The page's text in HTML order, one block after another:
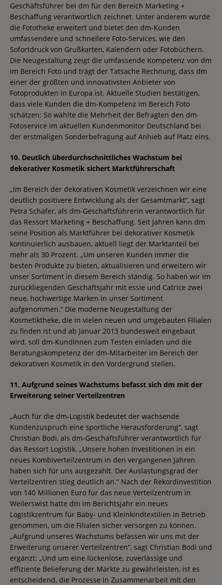
Geschäftsführer bei dm für den Bereich Marketing +
Beschaffung verantwortlich zeichnet. Unter anderem wurde
die Fototheke erweitert und bietet den dm-Kunden
umfassendere und schnellere Foto-Services, wie den
Sofortdruck von Grußkarten, Kalendern oder Fotobüchern.
Die Neugestaltung zeigt die umfassende Kompetenz von dm
im Bereich Foto und trägt der Tatsache Rechnung, dass dm
einer der größten und innovativsten Anbieter von
Fotoprodukten in Europa ist. Aktuelle Studien bestätigen,
dass viele Kunden die dm-Kompetenz im Bereich Foto
schätzen: So wählte die Mehrheit der Befragten den dm-
Fotoservice im aktuellen Kundenmonitor Deutschland bei
der erstmaligen Sonderbefragung auf Anhieb auf Platz eins.
10. Deutlich überdurchschnittliches Wachstum bei
dekorativer Kosmetik sichert Marktführerschaft
„Im Bereich der dekorativen Kosmetik verzeichnen wir eine
deutlich positivere Entwicklung als der Gesamtmarkt“, sagt
Petra Schäfer, als dm-Geschäftsführerin verantwortlich für
das Ressort Marketing + Beschaffung. Seit Jahren kann dm
seine Position als Marktführer bei dekorativer Kosmetik
kontinuierlich ausbauen, aktuell liegt der Marktanteil bei
mehr als 30 Prozent. „Um unseren Kunden immer die
besten Produkte zu bieten, aktualisieren und erweitern wir
unser Sortiment in diesem Bereich ständig. So haben wir im
zurückliegenden Geschäftsjahr mit essie und Catrice zwei
neue, hochwertige Marken in unser Sortiment
aufgenommen.“ Die moderne Neugestaltung der
Kosmetiktheke, die in vielen neuen und umgebauten Filialen
zu finden ist und ab Januar 2013 bundesweit eingebaut
wird, soll dm-Kundinnen zum Testen einladen und die
Beratungskompetenz der dm-Mitarbeiter im Bereich der
dekorativen Kosmetik in den Vordergrund stellen.
11. Aufgrund seines Wachstums befasst sich dm mit der
Erweiterung seiner Verteilzentren
„Auch für die dm-Logistik bedeutet der wachsende
Kundenzuspruch eine sportliche Herausforderung“, sagt
Christian Bodi, als dm-Geschäftsführer verantwortlich für
das Ressort Logistik. „Unsere hohen Investitionen in ein
neues Kombiverteilzentrum in den vergangenen Jahren
haben sich für uns ausgezahlt. Der Auslastungsgrad der
Verteilzentren stieg deutlich an.“ Nach der Rekordinvestition
von 140 Millionen Euro für das neue Verteilzentrum in
Weilerswist hatte dm im Berichtsjahr ein neues
Logistikzentrum für Baby- und Kleinkindtextilien in Betrieb
genommen, um die Filialen sicher versorgen zu können.
„Aufgrund unseres Wachstums befassen wir uns mit der
Erweiterung unserer Verteilzentren“, sagt Christian Bodi und
ergänzt: „Und um eine lückenlose, zuverlässige und
effiziente Belieferung der Märkte zu gewährleisten, ist es
entscheidend, die Prozesse in Zusammenarbeit mit den